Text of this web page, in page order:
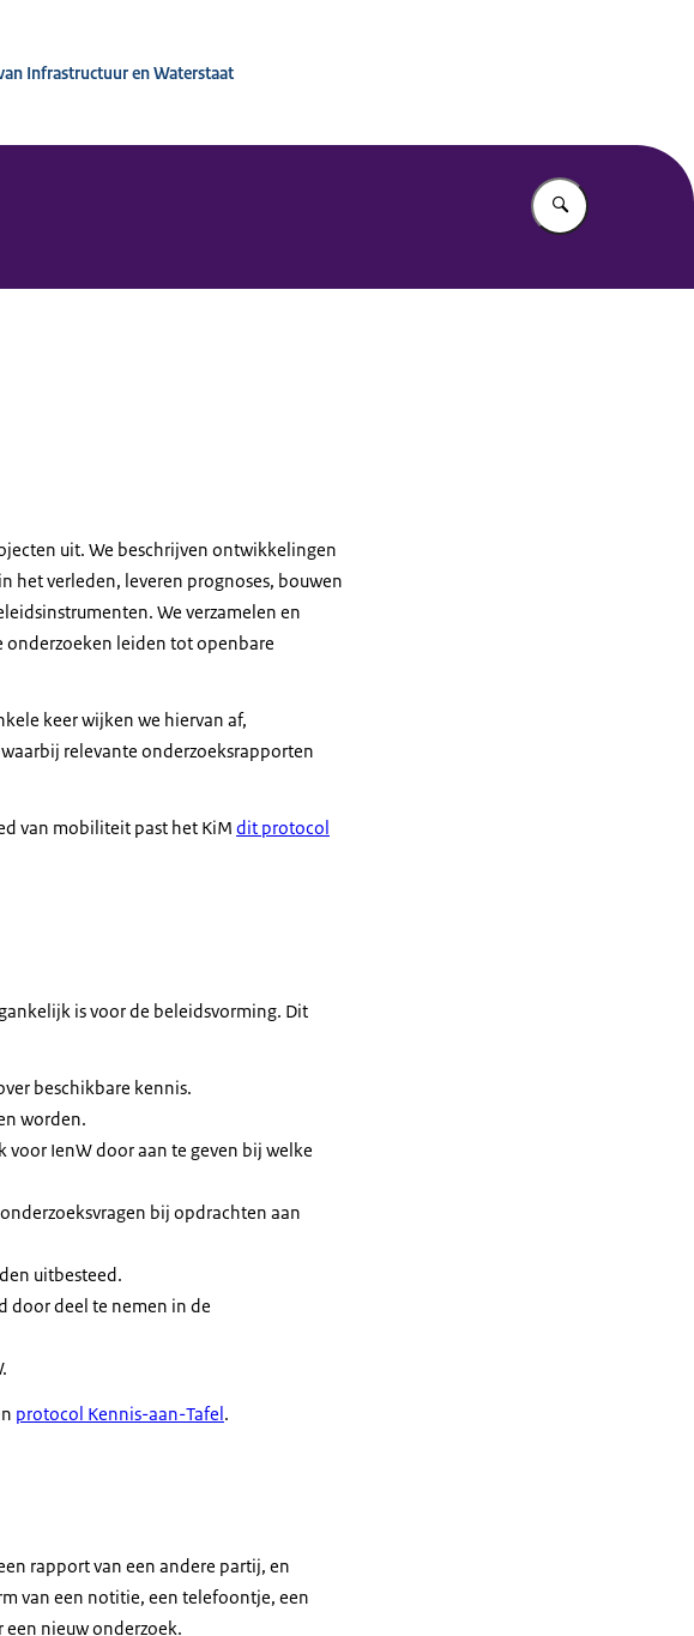
Infrastructuur en Waterstaat
Vul in wat u
uit. We beschrijven ontwikkelingen
verleden, leveren prognoses, bouwen
We verzamelen en
onderzoeken leiden tot openbare
keer wijken we hiervan af,
relevante onderzoeksrapporten
van mobiliteit past het KiM dit protocol
is voor de beleidsvorming. Dit
beschikbare kennis.
worden.
IenW door aan te geven bij welke
bij opdrachten aan
uitbesteed.
door deel te nemen in de
protocol Kennis-aan-Tafel.
rapport van een andere partij, en
van een notitie, een telefoontje, een
een nieuw onderzoek.